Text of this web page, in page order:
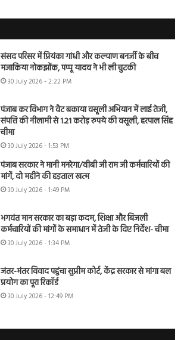
संसद परिसर में प्रियंका गांधी और कल्याण बनर्जी के बीच
मजाकिया नोकझोंक, पप्पू यादव ने भी ली चुटकी
30 July 2026 - 2:22 PM
पंजाब कर विभाग ने वैट बकाया वसूली अभियान में लाई तेजी,
संपत्ति की नीलामी से 1.21 करोड़ रुपये की वसूली, हरपाल सिंह
चीमा
30 July 2026 - 1:53 PM
पंजाब सरकार ने मानी मनरेगा/वीबी जी राम जी कर्मचारियों की
मांगें, दो महीने की हड़ताल खत्म
30 July 2026 - 1:49 PM
भगवंत मान सरकार का बड़ा कदम, शिक्षा और बिजली
कर्मचारियों की मांगों के समाधान में तेजी के दिए निर्देश- चीमा
30 July 2026 - 1:34 PM
जंतर-मंतर विवाद पहुंचा सुप्रीम कोर्ट, केंद्र सरकार से मांगा बल
प्रयोग का पूरा रिकॉर्ड
30 July 2026 - 12:49 PM